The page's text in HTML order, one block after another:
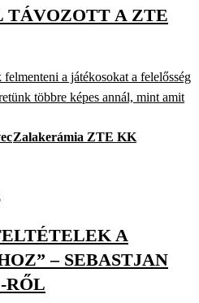
TÁVOZOTT A ZTE
a játékosokat a felelősség
többre képes annál, mint amit
Zalakerámia ZTE KK
A
– SEBASTJAN
RŐL